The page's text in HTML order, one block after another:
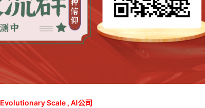
Evolutionary Scale , AI公司